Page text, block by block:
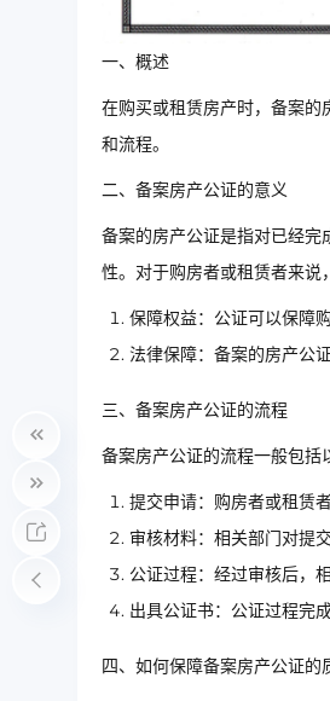
一、概述
在购买或租赁房产时，备案
和流程。
二、备案房产公证的意义
备案的房产公证是指对已经
性。对于购房者或租赁者来说
保障权益：公证可以保障
法律保障：备案的房产公
三、备案房产公证的流程
备案房产公证的流程一般包括
提交申请：购房者或租赁
审核材料：相关部门对提
公证过程：经过审核后，
出具公证书：公证过程完
四、如何保障备案房产公证的